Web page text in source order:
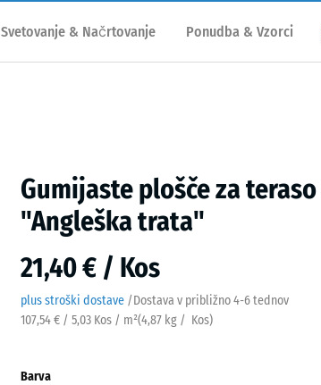
Svetovanje & Načrtovanje Ponudba & Vzorci
Gumijaste plošče za teraso
"Angleška trata"
21,40 € / Kos
plus stroški dostave /Dostava v približno4-6 tednov
107,54 € / 5,03 Kos / m²(4,87 kg / Kos)
Barva